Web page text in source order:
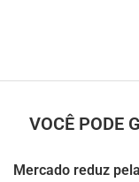
VOCÊ PODE
Mercado reduz